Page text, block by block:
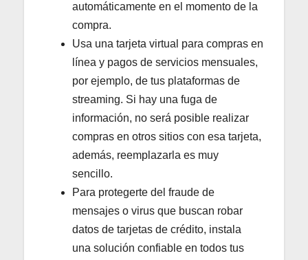
automáticamente en el momento de la
compra.
Usa una tarjeta virtual para compras en
línea y pagos de servicios mensuales,
por ejemplo, de tus plataformas de
streaming. Si hay una fuga de
información, no será posible realizar
compras en otros sitios con esa tarjeta,
además, reemplazarla es muy
sencillo.
Para protegerte del fraude de
mensajes o virus que buscan robar
datos de tarjetas de crédito, instala
una solución confiable en todos tus